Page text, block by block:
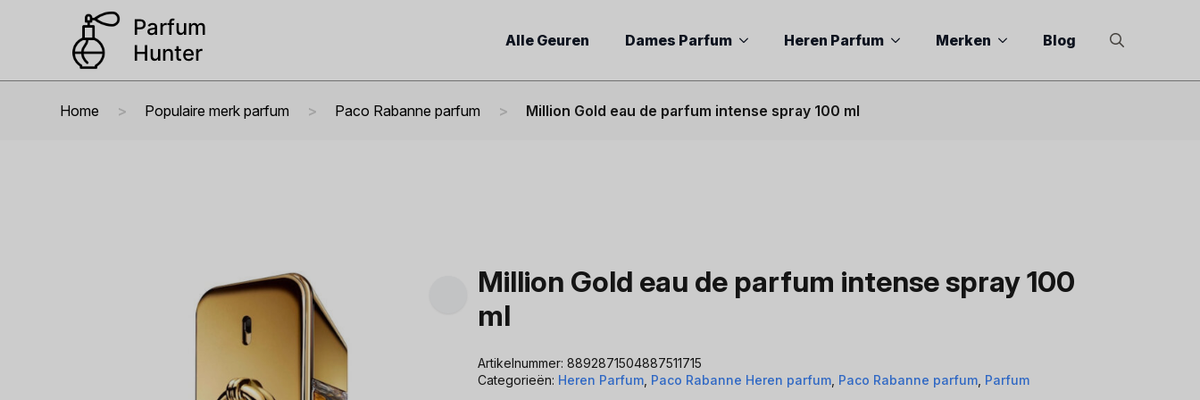
Alle Geuren Dames Parfum Heren Parfum Merken
Blog
Home Populaire merk parfum Paco Rabanne parfum Million Gold eau de parfum intense spray 100 ml
Million Gold eau de parfum intense spray 100
ml
Artikelnummer:8892871504887511715
Categorieën: Heren Parfum Paco Rabanne Heren parfum Paco Rabanne parfum Parfum